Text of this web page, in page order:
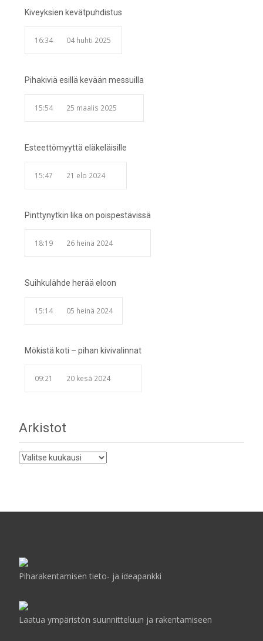
Kiveyksien kevätpuhdistus
16:34 04 huhti 2025
Pihakiviä esillä kevään messuilla
15:54 25 maalis 2025
Esteettömyyttä eläkeläisille
15:47 21 elo 2024
Pinttynytkin lika on poispestävissä
18:19 26 heinä 2024
Suihkulähde herää eloon
15:14 05 heinä 2024
Mökistä koti – pihan kivivalinnat
09:21 20 kesä 2024
Arkistot
Arkistot
Piharakentamisen tieto- ja ideapankki
Laatua ympäristön suunnitteluun ja rakentamiseen